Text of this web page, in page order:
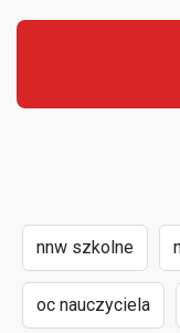
nnw szkolne
oc nauczyciela